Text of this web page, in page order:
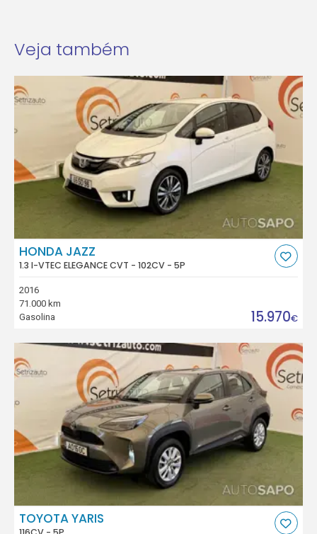
Veja também
HONDA JAZZ
1.3 I-VTEC ELEGANCE CVT - 102CV - 5P
2016
71.000 km
Gasolina
15.970€
TOYOTA YARIS